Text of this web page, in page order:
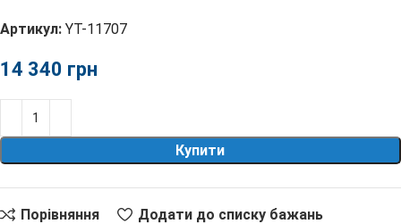
Артикул: YT-11707
грн
Купити
Порівняння Додати до списку бажань